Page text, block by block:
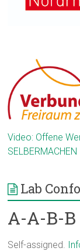
Video: Offene
SELBERMACHEN
Lab
A-A-B-B
Self-assigned.